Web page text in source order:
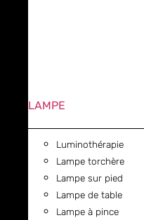
LAMPE
Luminothérapie
Lampe torchère
Lampe sur pied
Lampe de table
Lampe à pince